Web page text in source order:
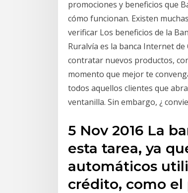
promociones y beneficios que
cómo funcionan. Existen
verificar Los beneficios de la
Ruralvía es la banca Internet
contratar nuevos productos,
momento que mejor te
todos aquellos clientes que
ventanilla. Sin embargo, ¿
5 Nov 2016 La
esta tarea, ya
automáticos
crédito, como el